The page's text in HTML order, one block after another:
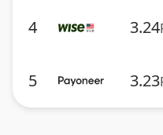
4 3.24
5 3.23